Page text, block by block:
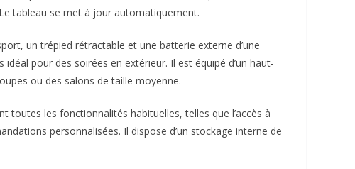
tableau se met à jour automatiquement.
un trépied rétractable et une batterie externe d’une
pour des soirées en extérieur. Il est équipé d’un haut-
ou des salons de taille moyenne.
toutes les fonctionnalités habituelles, telles que l’accès à
personnalisées. Il dispose d’un stockage interne de